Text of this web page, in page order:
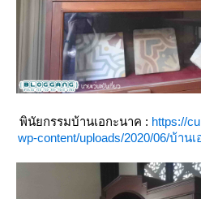
พินัยกรรมบ้านเอกะนาค : https://
wp-content/uploads/2020/06/บ้า